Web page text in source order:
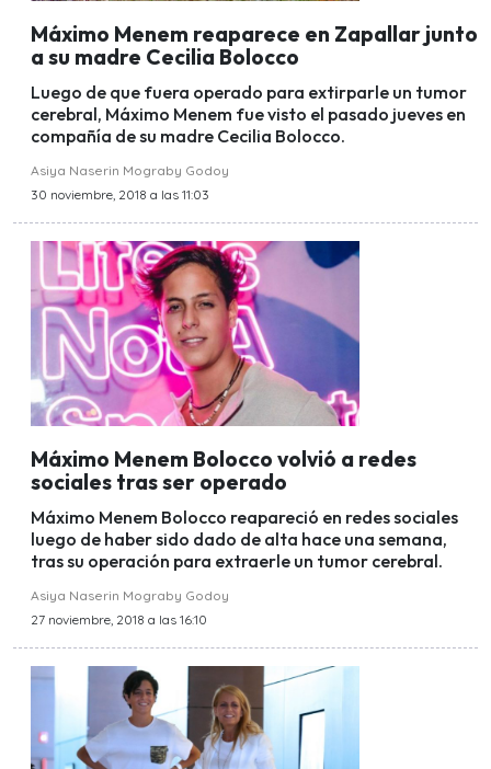
Máximo Menem reaparece en Zapallar junto
a su madre Cecilia Bolocco
Luego de que fuera operado para extirparle un tumor
cerebral, Máximo Menem fue visto el pasado jueves en
compañía de su madre Cecilia Bolocco.
Asiya Naserin Mograby Godoy
30 noviembre, 2018 a las 11:03
Máximo Menem Bolocco volvió a redes
sociales tras ser operado
Máximo Menem Bolocco reapareció en redes sociales
luego de haber sido dado de alta hace una semana,
tras su operación para extraerle un tumor cerebral.
Asiya Naserin Mograby Godoy
27 noviembre, 2018 a las 16:10